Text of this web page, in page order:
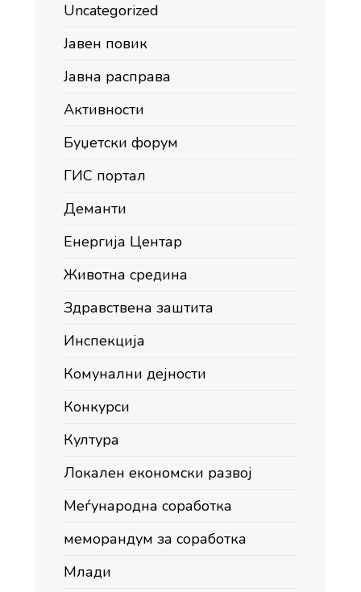
Uncategorized
Јавен повик
Јавна расправа
Активности
Буџетски форум
ГИС портал
Деманти
Енергија Центар
Животна средина
Здравствена заштита
Инспекција
Комунални дејности
Конкурси
Култура
Локален економски развој
Меѓународна соработка
меморандум за соработка
Млади